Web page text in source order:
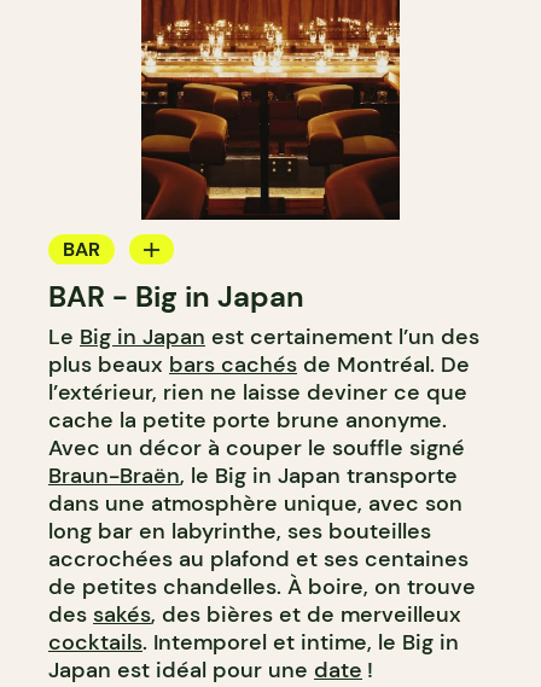
BAR
BAR À COCKTAIL
BAR - Big in Japan
Le Big in Japan est certainement l’un des
plus beaux bars cachés de Montréal. De
l’extérieur, rien ne laisse deviner ce que
cache la petite porte brune anonyme.
Avec un décor à couper le souffle signé
Braun-Braën, le Big in Japan transporte
dans une atmosphère unique, avec son
long bar en labyrinthe, ses bouteilles
accrochées au plafond et ses centaines
de petites chandelles. À boire, on trouve
des sakés, des bières et de merveilleux
cocktails. Intemporel et intime, le Big in
Japan est idéal pour une date !